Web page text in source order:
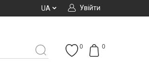
Увійти
UA
0
0